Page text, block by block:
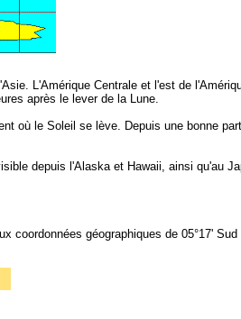
L'Amérique Centrale et l'est de
après le lever de la Lune.
où le Soleil se lève. Depuis une bonne
depuis l'Alaska et Hawaii, ainsi qu'au
géographiques de 05°17' Sud